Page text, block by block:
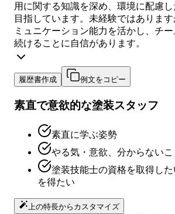
用に関する知識を深め、環境に配慮
目指しています。未経験ではありま
ミュニケーション能力を活かし、チ
続けることに自信があります。
履歴書作成 例文をコピー
素直で意欲的な塗装スタッフ
素直に学ぶ姿勢
やる気・意欲、分からないこ
塗装技能士の資格を取得し
を得たい
上の特長からカスタマイズ